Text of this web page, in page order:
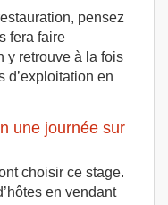
pensez
fera faire
y retrouve à la fois
d’exploitation en
une journée sur
choisir ce stage.
en vendant